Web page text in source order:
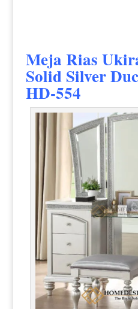
Meja Rias
Solid Silver
HD-554